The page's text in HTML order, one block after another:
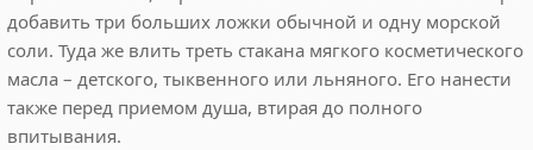
добавить три больших ложки обычной и одну морской
соли. Туда же влить треть стакана мягкого косметического
масла – детского, тыквенного или льняного. Его нанести
также перед приемом душа, втирая до полного
впитывания.